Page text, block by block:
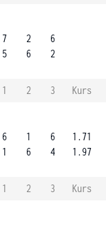
7
5
2
6
6
2
1 2 3
Kurs
6
1
1
6
6
4
1.71
1.97
1 2 3
Kurs